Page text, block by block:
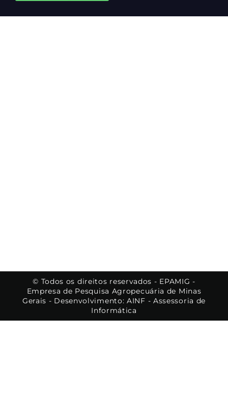
© Todos os direitos reservados - EPAMIG -
Empresa de Pesquisa Agropecuária de Minas
Gerais - Desenvolvimento: AINF - Assessoria de
Informática